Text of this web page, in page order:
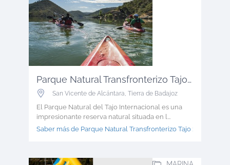
Parque Natural Transfronterizo Tajo ...
San Vicente de Alcántara Tierra de Badajoz
El Parque Natural del Tajo Internacional es una
impresionante reserva natural situada en l...
Saber más de Parque Natural Transfronterizo Tajo >